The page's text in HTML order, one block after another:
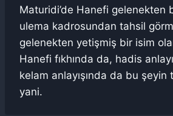
Maturidi’de Hanefi gelenekten
ulema kadrosundan tahsil
gelenekten yetişmiş bir isim
Hanefi fıkhında da, hadis
kelam anlayışında da bu şeyin
yani.